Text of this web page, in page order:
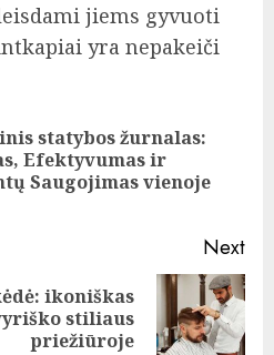
jiems gyvuoti
yra nepakeiči
statybos žurnalas:
Efektyvumas ir
Saugojimas vienoje
Next
ikoniškas
stiliaus
priežiūroje